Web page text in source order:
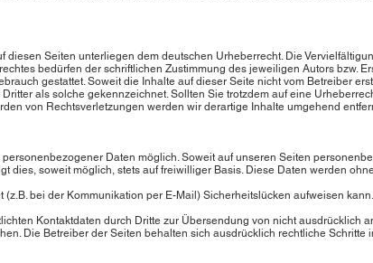
Seiten unterliegen dem deutschen Urheberrecht. Die
bedürfen der schriftlichen Zustimmung des jeweiligen Autors bzw.
gestattet. Soweit die Inhalte auf dieser Seite nicht vom Betreiber
als solche gekennzeichnet. Sollten Sie trotzdem auf eine
von Rechtsverletzungen werden wir derartige Inhalte umgehend
Daten möglich. Soweit auf unseren Seiten
dies, soweit möglich, stets auf freiwilliger Basis. Diese Daten werden
bei der Kommunikation per E-Mail) Sicherheitslücken aufweisen
Kontaktdaten durch Dritte zur Übersendung von nicht ausdrücklich
Die Betreiber der Seiten behalten sich ausdrücklich rechtliche Schritte